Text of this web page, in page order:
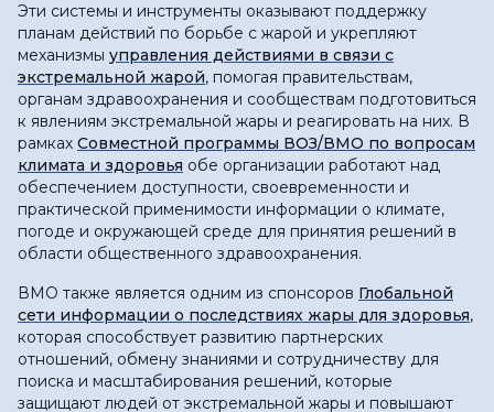
Эти системы и инструменты оказывают поддержку
планам действий по борьбе с жарой и укрепляют
механизмы управления действиями в связи с
экстремальной жарой, помогая правительствам,
органам здравоохранения и сообществам подготовиться
к явлениям экстремальной жары и реагировать на них. В
рамках Совместной программы ВОЗ/ВМО по вопросам
климата и здоровья обе организации работают над
обеспечением доступности, своевременности и
практической применимости информации о климате,
погоде и окружающей среде для принятия решений в
области общественного здравоохранения.
ВМО также является одним из спонсоров Глобальной
сети информации о последствиях жары для здоровья,
которая способствует развитию партнерских
отношений, обмену знаниями и сотрудничеству для
поиска и масштабирования решений, которые
защищают людей от экстремальной жары и повышают